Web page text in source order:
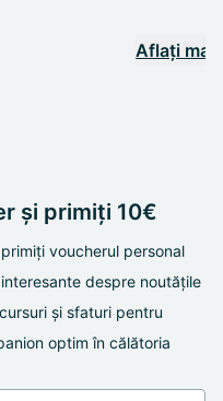
Aflați mai
și primiți 10€
voucherul personal
despre noutățile
și sfaturi pentru
optim în călătoria